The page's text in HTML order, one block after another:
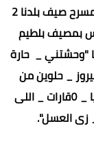
وأضافت بشرى، كما أشعلت فرقة أوبرا عربي مسرح صيف بلدنا 2
بمصيف بلطيم
"وحشتني _ حارة
_ حلوين من
يومنا والله _ ريا وسكينة _ بطلوا ده _ كابوريا _ ٥قارات _ اللى
زى العسل".